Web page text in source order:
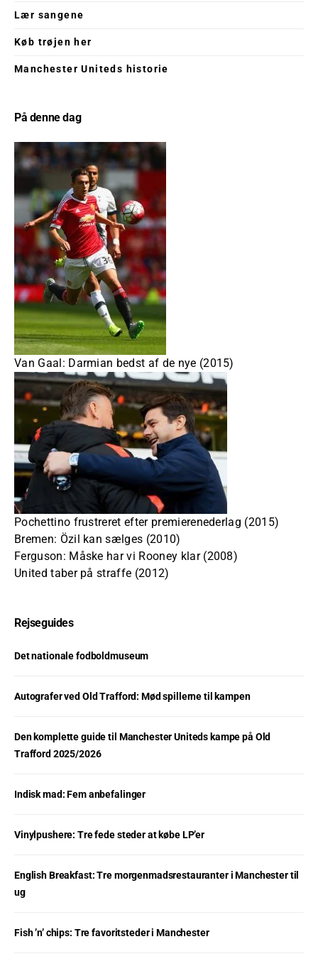
Lær sangene
Køb trøjen her
Manchester Uniteds historie
På denne dag
Van Gaal: Darmian bedst af de nye (2015)
Pochettino frustreret efter premierenederlag (2015)
Bremen: Özil kan sælges (2010)
Ferguson: Måske har vi Rooney klar (2008)
United taber på straffe (2012)
Rejseguides
Det nationale fodboldmuseum
Autografer ved Old Trafford: Mød spillerne til kampen
Den komplette guide til Manchester Uniteds kampe på Old
Trafford 2025/2026
Indisk mad: Fem anbefalinger
Vinylpushere: Tre fede steder at købe LP’er
English Breakfast: Tre morgenmadsrestauranter i Manchester til
ug
Fish ’n’ chips: Tre favoritsteder i Manchester